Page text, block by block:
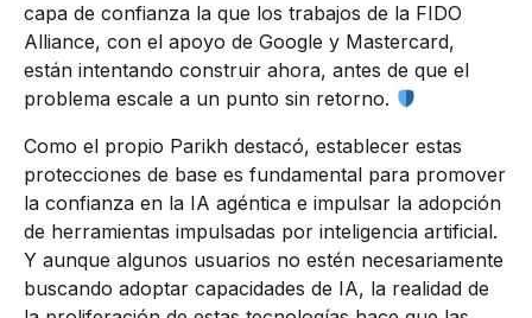
capa de confianza la que los trabajos de la FIDO
Alliance, con el apoyo de Google y Mastercard,
están intentando construir ahora, antes de que el
problema escale a un punto sin retorno.
Como el propio Parikh destacó, establecer estas
protecciones de base es fundamental para promover
la confianza en la IA agéntica e impulsar la adopción
de herramientas impulsadas por inteligencia artificial.
Y aunque algunos usuarios no estén necesariamente
buscando adoptar capacidades de IA, la realidad de